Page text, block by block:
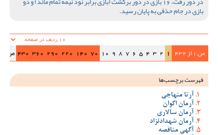
بازی در جام حذفی به پایان رسید.
ص 1 از 432 1
2
3
4
5
6
7
8
9
10
70
140
220
290
360
430
فهرست برچسب‌ها
آرتا منهاجی
آرمان اکوان
آرمان سالاری
آرمان شهدادنژاد
آگهی مناقصه